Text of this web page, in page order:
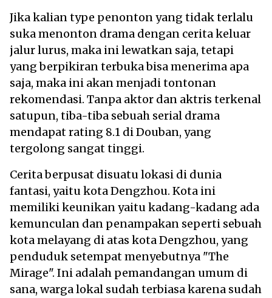
Jika kalian type penonton yang tidak terlalu
suka menonton drama dengan cerita keluar
jalur lurus, maka ini lewatkan saja, tetapi
yang berpikiran terbuka bisa menerima apa
saja, maka ini akan menjadi tontonan
rekomendasi. Tanpa aktor dan aktris terkenal
satupun, tiba-tiba sebuah serial drama
mendapat rating 8.1 di Douban, yang
tergolong sangat tinggi.
Cerita berpusat disuatu lokasi di dunia
fantasi, yaitu kota Dengzhou. Kota ini
memiliki keunikan yaitu kadang-kadang ada
kemunculan dan penampakan seperti sebuah
kota melayang di atas kota Dengzhou, yang
penduduk setempat menyebutnya "The
Mirage". Ini adalah pemandangan umum di
sana, warga lokal sudah terbiasa karena sudah